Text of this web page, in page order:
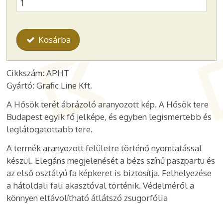
Kosárba
Cikkszám: APHT
Gyártó: Grafic Line Kft.
A Hősök terét ábrázoló aranyozott kép. A Hősök tere
Budapest egyik fő jelképe, és egyben legismertebb és
leglátogatottabb tere.
A termék aranyozott felületre történő nyomtatással
készül. Elegáns megjelenését a bézs színű paszpartu és
az első osztályú fa képkeret is biztosítja. Felhelyezése
a hátoldali fali akasztóval történik. Védelméről a
könnyen eltávolítható átlátszó zsugorfólia